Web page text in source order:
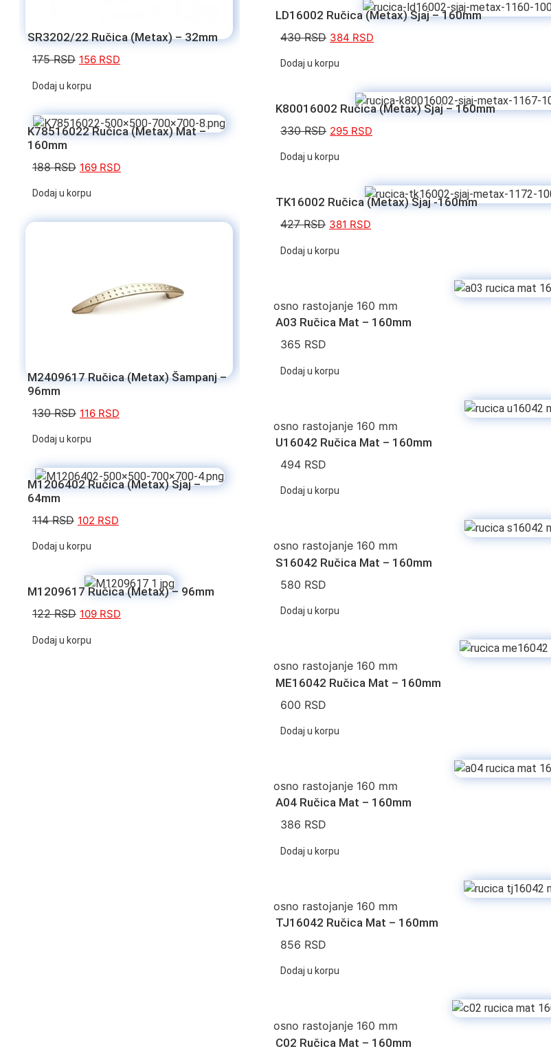
SR3202/22 Ručica (Metax) – 32mm
175RSD 156 RSD
Dodaj u korpu
K78516022 Ručica (Metax) Mat –
160mm
188RSD 169 RSD
Dodaj u korpu
M2409617 Ručica (Metax) Šampanj –
96mm
130RSD 116 RSD
Dodaj u korpu
M1206402 Ručica (Metax) Sjaj –
64mm
114RSD 102 RSD
Dodaj u korpu
M1209617 Ručica (Metax) – 96mm
122RSD 109 RSD
Dodaj u korpu
LD16002 Ručica (Metax) Sjaj – 160mm
430RSD 384 RSD
Dodaj u korpu
K80016002 Ručica (Metax) Sjaj – 160mm
330RSD 295 RSD
Dodaj u korpu
TK16002 Ručica (Metax) Sjaj -160mm
427RSD 381 RSD
Dodaj u korpu
osno rastojanje 160 mm
A03 Ručica Mat – 160mm
365 RSD
Dodaj u korpu
osno rastojanje 160 mm
U16042 Ručica Mat – 160mm
494 RSD
Dodaj u korpu
osno rastojanje 160 mm
S16042 Ručica Mat – 160mm
580 RSD
Dodaj u korpu
osno rastojanje 160 mm
ME16042 Ručica Mat – 160mm
600 RSD
Dodaj u korpu
osno rastojanje 160 mm
A04 Ručica Mat – 160mm
386 RSD
Dodaj u korpu
osno rastojanje 160 mm
TJ16042 Ručica Mat – 160mm
856 RSD
Dodaj u korpu
osno rastojanje 160 mm
C02 Ručica Mat – 160mm